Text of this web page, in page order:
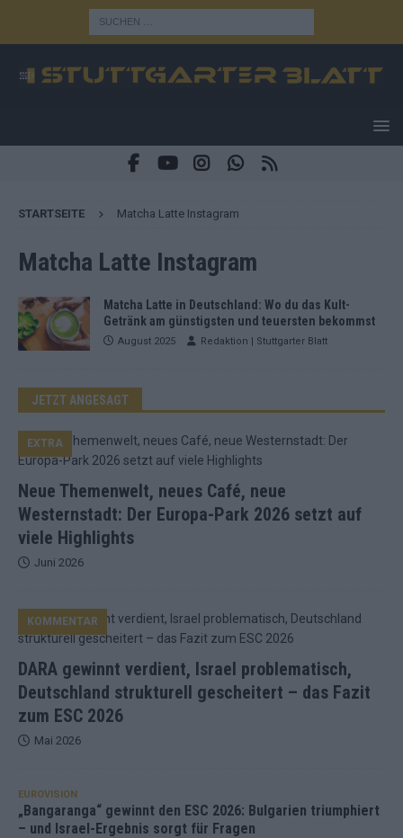
STARTSEITE Matcha Latte Instagram
Matcha Latte Instagram
Matcha Latte in Deutschland: Wo du das Kult-
Getränk am günstigsten und teuersten bekommst
August 2025 Redaktion | Stuttgarter Blatt
JETZT ANGESAGT
Neue Themenwelt, neues Café, neue
Westernstadt: Der Europa-Park 2026 setzt auf
viele Highlights
EXTRA
Juni 2026
DARA gewinnt verdient, Israel problematisch,
Deutschland strukturell gescheitert – das Fazit
zum ESC 2026
KOMMENTAR
Mai 2026
EUROVISION
„Bangaranga“ gewinnt den ESC 2026: Bulgarien triumphiert
– und Israel-Ergebnis sorgt für Fragen